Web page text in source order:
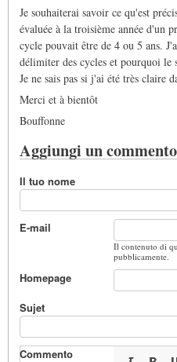
Je souhaiterai savoir ce qu'est
évaluée à la troisième année d'un
cycle pouvait être de 4 ou 5 ans.
délimiter des cycles et pourquoi le
Je ne sais pas si j'ai été très claire
Merci et à bientôt
Bouffonne
Aggiungi un commento
Il tuo nome
E-mail
Il contenuto di
pubblicamente.
Homepage
Sujet
Commento